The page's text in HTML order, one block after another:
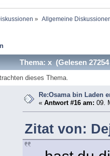
» Allgemeine
Thema: x (Gelesen
dieses Thema.
Re:Osama bin Laden
«Antwort #16 am: 09.
Zitat von: